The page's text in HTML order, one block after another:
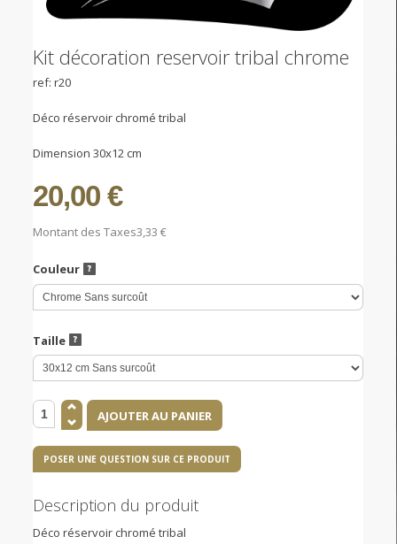
Kit décoration reservoir tribal chrome
ref: r20
Déco réservoir chromé tribal
Dimension 30x12 cm
20,00 €
Montant des Taxes3,33 €
Couleur
Taille
POSER UNE QUESTION SUR CE PRODUIT
Description du produit
Déco réservoir chromé tribal